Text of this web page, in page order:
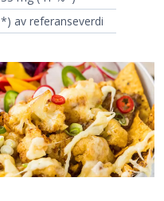
*) av referanseverdi